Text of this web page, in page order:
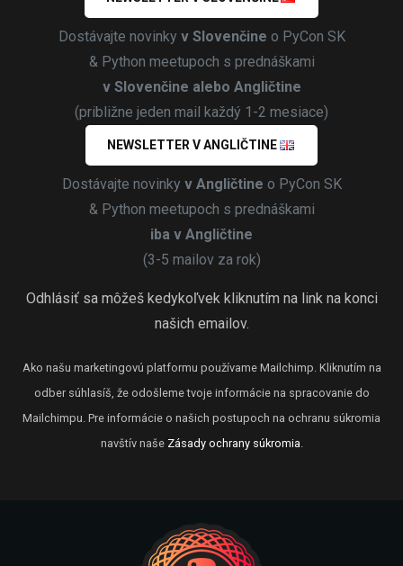
Dostávajte novinky v Slovenčine o PyCon SK
& Python meetupoch s prednáškami
v Slovenčine alebo Angličtine
(približne jeden mail každý 1-2 mesiace)
NEWSLETTER V ANGLIČTINE
Dostávajte novinky v Angličtine o PyCon SK
& Python meetupoch s prednáškami
iba v Angličtine
(3-5 mailov za rok)
Odhlásiť sa môžeš kedykoľvek kliknutím na link na konci
našich emailov.
Ako našu marketingovú platformu používame Mailchimp. Kliknutím na
odber súhlasíš, že odošleme tvoje informácie na spracovanie do
Mailchimpu. Pre informácie o našich postupoch na ochranu súkromia
navštív naše Zásady ochrany súkromia.